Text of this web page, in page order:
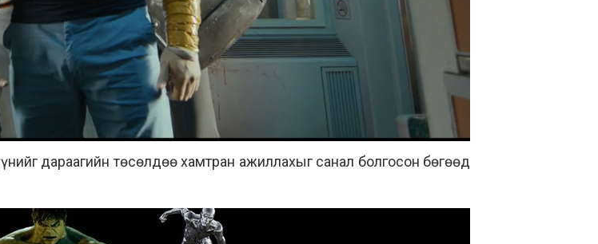
дараагийн төсөлдөө хамтран ажиллахыг санал болгосон бөгөөд